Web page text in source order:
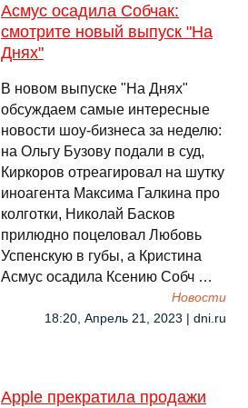
Асмус осадила Собчак:
смотрите новый выпуск "На
Днях"
В новом выпуске "На Днях"
обсуждаем самые интересные
новости шоу-бизнеса за неделю:
на Ольгу Бузову подали в суд,
Киркоров отреагировал на шутку
иноагента Максима Галкина про
колготки, Николай Басков
прилюдно поцеловал Любовь
Успенскую в губы, а Кристина
Асмус осадила Ксению Собч …
Новости
18:20, Апрель 21, 2023 | dni.ru
Apple прекратила продажи